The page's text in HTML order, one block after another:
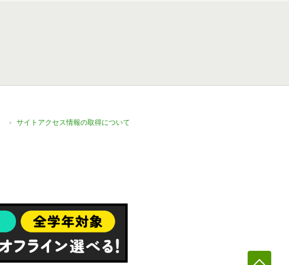
サイトアクセス情報の取得について